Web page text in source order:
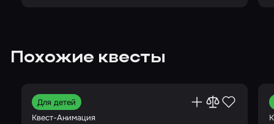
Похожие квесты
Для детей
Квест-Анимация